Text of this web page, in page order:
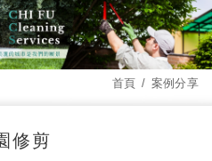
首頁 案例分享
修剪